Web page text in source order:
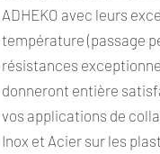
ADHEKO avec leurs
température (passage
résistances
donneront entière
vos applications de
Inox et Acier sur les